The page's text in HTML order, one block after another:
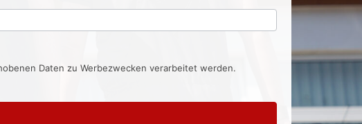
Daten zu Werbezwecken verarbeitet werden.